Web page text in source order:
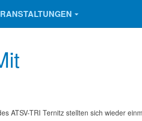
ATSV-TRI Ternitz stellten sich wieder